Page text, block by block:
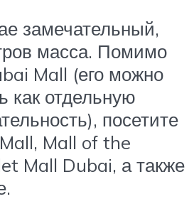
замечательный,
масса. Помимо
Mall (его можно
как отдельную
посетите
Mall of the
Mall Dubai, а также